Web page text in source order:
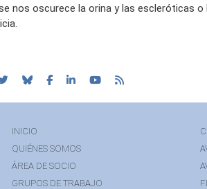
nos oscurece la orina y las escleróticas o
INICIO
QUIÉNES SOMOS
ÁREA DE SOCIO
GRUPOS DE TRABAJO